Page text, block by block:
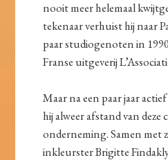
nooit meer helemaal
tekenaar verhuist hij naar
paar studiogenoten in
Franse uitgeverij
Maar na een paar jaar
hij alweer afstand van deze
onderneming. Samen met
inkleurster Brigitte